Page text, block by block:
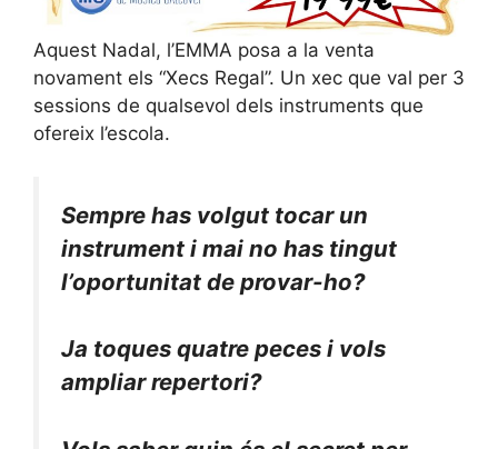
Aquest Nadal, l’EMMA posa a la venta
novament els “Xecs Regal”. Un xec que val per 3
sessions de qualsevol dels instruments que
ofereix l’escola.
Sempre has volgut tocar un
instrument i mai no has tingut
l’oportunitat de provar-ho?
Ja toques quatre peces i vols
ampliar repertori?